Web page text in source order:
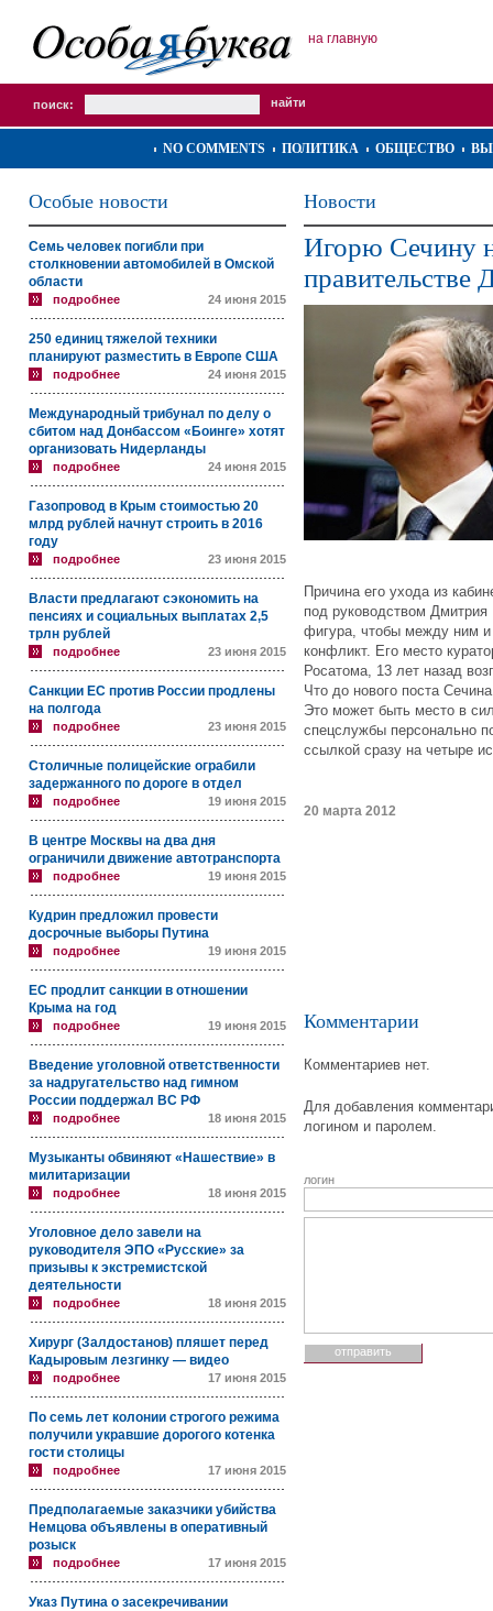
на главную
поиск:
NO COMMENTS ПОЛИТИКА ОБЩЕСТВО
Особые новости
Семь человек погибли при
столкновении автомобилей в Омской
области
подробнее 24 июня 2015
250 единиц тяжелой техники
планируют разместить в Европе США
подробнее 24 июня 2015
Международный трибунал по делу о
сбитом над Донбассом «Боинге» хотят
организовать Нидерланды
подробнее 24 июня 2015
Газопровод в Крым стоимостью 20
млрд рублей начнут строить в 2016
году
подробнее 23 июня 2015
Власти предлагают сэкономить на
пенсиях и социальных выплатах 2,5
трлн рублей
подробнее 23 июня 2015
Санкции ЕС против России продлены
на полгода
подробнее 23 июня 2015
Столичные полицейские ограбили
задержанного по дороге в отдел
подробнее 19 июня 2015
В центре Москвы на два дня
ограничили движение автотранспорта
подробнее 19 июня 2015
Кудрин предложил провести
досрочные выборы Путина
подробнее 19 июня 2015
ЕС продлит санкции в отношении
Крыма на год
подробнее 19 июня 2015
Введение уголовной ответственности
за надругательство над гимном
России поддержал ВС РФ
подробнее 18 июня 2015
Музыканты обвиняют «Нашествие» в
милитаризации
подробнее 18 июня 2015
Уголовное дело завели на
руководителя ЭПО «Русские» за
призывы к экстремистской
деятельности
подробнее 18 июня 2015
Хирург (Залдостанов) пляшет перед
Кадыровым лезгинку — видео
подробнее 17 июня 2015
По семь лет колонии строгого режима
получили укравшие дорогого котенка
гости столицы
подробнее 17 июня 2015
Предполагаемые заказчики убийства
Немцова объявлены в оперативный
розыск
подробнее 17 июня 2015
Указ Путина о засекречивании
Новости
Игорю Сечину
правительстве
Причина его ухода из
под руководством
фигура, чтобы между ним и
конфликт. Его место
Росатома, 13 лет назад
Что до нового поста
Это может быть место в
спецслужбы персонально
ссылкой сразу на четыре
20 марта 2012
Комментарии
Комментариев нет.
Для добавления
логином и паролем.
логин